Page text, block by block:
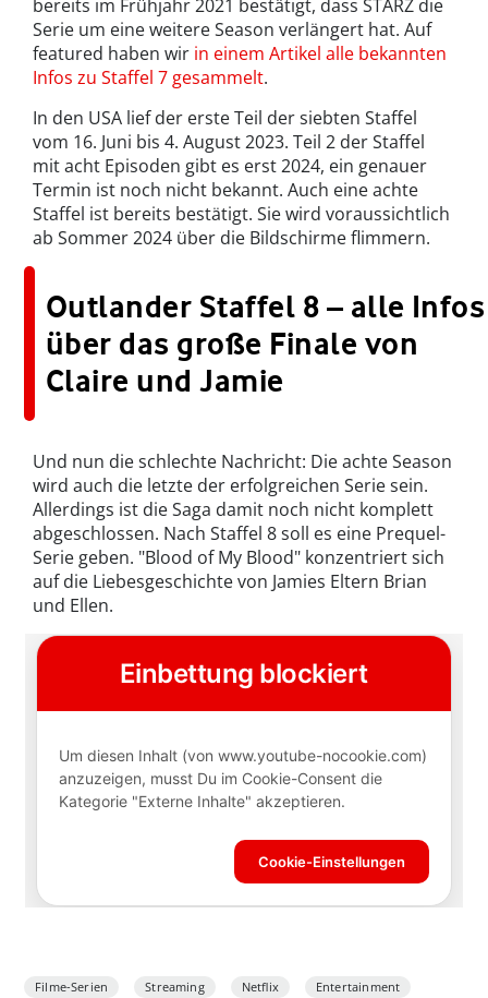
bereits im Frühjahr 2021 bestätigt, dass STARZ die
Serie um eine weitere Season verlängert hat. Auf
featured haben wir in einem Artikel alle bekannten
Infos zu Staffel 7 gesammelt.
In den USA lief der erste Teil der siebten Staffel
vom 16. Juni bis 4. August 2023. Teil 2 der Staffel
mit acht Episoden gibt es erst 2024, ein genauer
Termin ist noch nicht bekannt. Auch eine achte
Staffel ist bereits bestätigt. Sie wird voraussichtlich
ab Sommer 2024 über die Bildschirme flimmern.
Outlander Staffel 8 – alle Infos
über das große Finale von
Claire und Jamie
Und nun die schlechte Nachricht: Die achte Season
wird auch die letzte der erfolgreichen Serie sein.
Allerdings ist die Saga damit noch nicht komplett
abgeschlossen. Nach Staffel 8 soll es eine Prequel-
Serie geben. "Blood of My Blood" konzentriert sich
auf die Liebesgeschichte von Jamies Eltern Brian
und Ellen.
Filme-Serien Streaming Netflix Entertainment